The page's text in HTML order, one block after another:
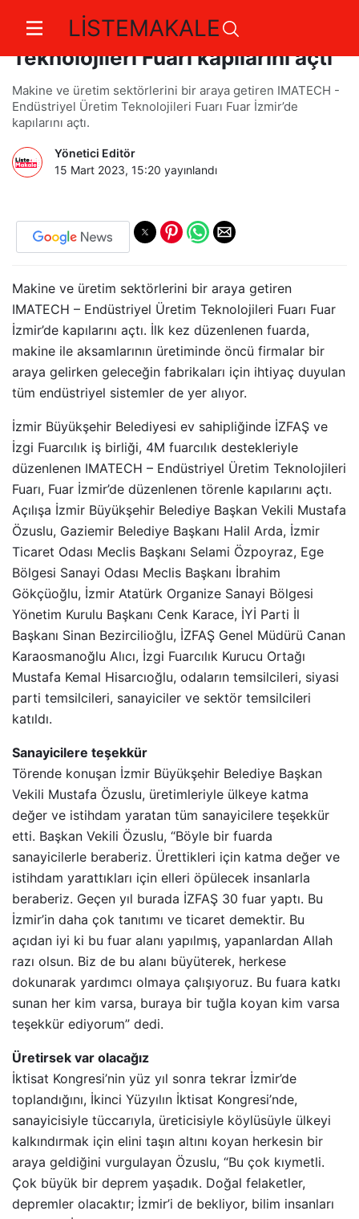
LİSTEMAKALE
IMATECH – Endüstriyel Üretim
Teknolojileri Fuarı kapılarını açtı
Makine ve üretim sektörlerini bir araya getiren IMATECH -
Endüstriyel Üretim Teknolojileri Fuarı Fuar İzmir’de
kapılarını açtı.
Yönetici Editör
15 Mart 2023, 15:20 yayınlandı
Makine ve üretim sektörlerini bir araya getiren
IMATECH – Endüstriyel Üretim Teknolojileri Fuarı Fuar
İzmir’de kapılarını açtı. İlk kez düzenlenen fuarda,
makine ile aksamlarının üretiminde öncü firmalar bir
araya gelirken geleceğin fabrikaları için ihtiyaç duyulan
tüm endüstriyel sistemler de yer alıyor.
İzmir Büyükşehir Belediyesi ev sahipliğinde İZFAŞ ve
İzgi Fuarcılık iş birliği, 4M fuarcılık destekleriyle
düzenlenen IMATECH – Endüstriyel Üretim Teknolojileri
Fuarı, Fuar İzmir’de düzenlenen törenle kapılarını açtı.
Açılışa İzmir Büyükşehir Belediye Başkan Vekili Mustafa
Özuslu, Gaziemir Belediye Başkanı Halil Arda, İzmir
Ticaret Odası Meclis Başkanı Selami Özpoyraz, Ege
Bölgesi Sanayi Odası Meclis Başkanı İbrahim
Gökçüoğlu, İzmir Atatürk Organize Sanayi Bölgesi
Yönetim Kurulu Başkanı Cenk Karace, İYİ Parti İl
Başkanı Sinan Bezircilioğlu, İZFAŞ Genel Müdürü Canan
Karaosmanoğlu Alıcı, İzgi Fuarcılık Kurucu Ortağı
Mustafa Kemal Hisarcıoğlu, odaların temsilcileri, siyasi
parti temsilcileri, sanayiciler ve sektör temsilcileri
katıldı.
Sanayicilere teşekkür
Törende konuşan İzmir Büyükşehir Belediye Başkan
Vekili Mustafa Özuslu, üretimleriyle ülkeye katma
değer ve istihdam yaratan tüm sanayicilere teşekkür
etti. Başkan Vekili Özuslu, “Böyle bir fuarda
sanayicilerle beraberiz. Ürettikleri için katma değer ve
istihdam yarattıkları için elleri öpülecek insanlarla
beraberiz. Geçen yıl burada İZFAŞ 30 fuar yaptı. Bu
İzmir’in daha çok tanıtımı ve ticaret demektir. Bu
açıdan iyi ki bu fuar alanı yapılmış, yapanlardan Allah
razı olsun. Biz de bu alanı büyüterek, herkese
dokunarak yardımcı olmaya çalışıyoruz. Bu fuara katkı
sunan her kim varsa, buraya bir tuğla koyan kim varsa
teşekkür ediyorum” dedi.
Üretirsek var olacağız
İktisat Kongresi’nin yüz yıl sonra tekrar İzmir’de
toplandığını, İkinci Yüzyılın İktisat Kongresi’nde,
sanayicisiyle tüccarıyla, üreticisiyle köylüsüyle ülkeyi
kalkındırmak için elini taşın altını koyan herkesin bir
araya geldiğini vurgulayan Özuslu, “Bu çok kıymetli.
Çok büyük bir deprem yaşadık. Doğal felaketler,
depremler olacaktır; İzmir’i de bekliyor, bilim insanları